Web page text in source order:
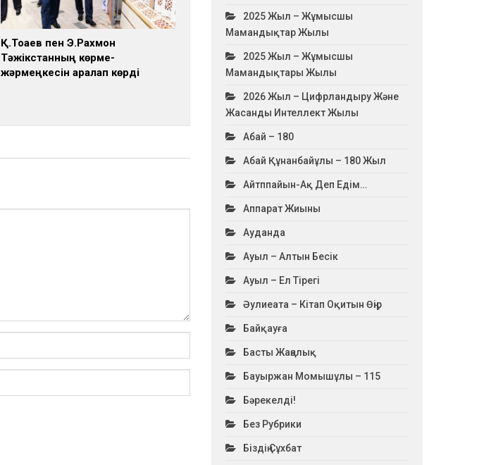
Қ.Тоқаев пен Э.Рахмон
Тәжікстанның көрме-
жәрмеңкесін аралап көрді
2025 Жыл – Жұмысшы
Мамандықтар Жылы
2025 Жыл – Жұмысшы
Мамандықтары Жылы
2026 Жыл – Цифрландыру Және
Жасанды Интеллект Жылы
Абай – 180
Абай Құнанбайұлы – 180 Жыл
Айтппайын-Ақ Деп Едім…
Аппарат Жиыны
Ауданда
Ауыл – Алтын Бесік
Ауыл – Ел Тірегі
Әулиеата – Кітап Оқитын Өңір
Байқауға
Басты Жаңалық
Бауыржан Момышұлы – 115
Бәрекелді!
Без Рубрики
Біздің Сұхбат